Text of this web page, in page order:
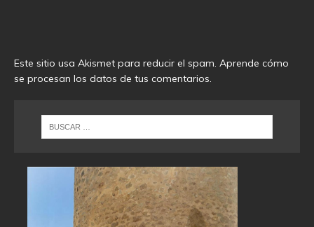
Este sitio usa Akismet para reducir el spam. Aprende cómo
se procesan los datos de tus comentarios.